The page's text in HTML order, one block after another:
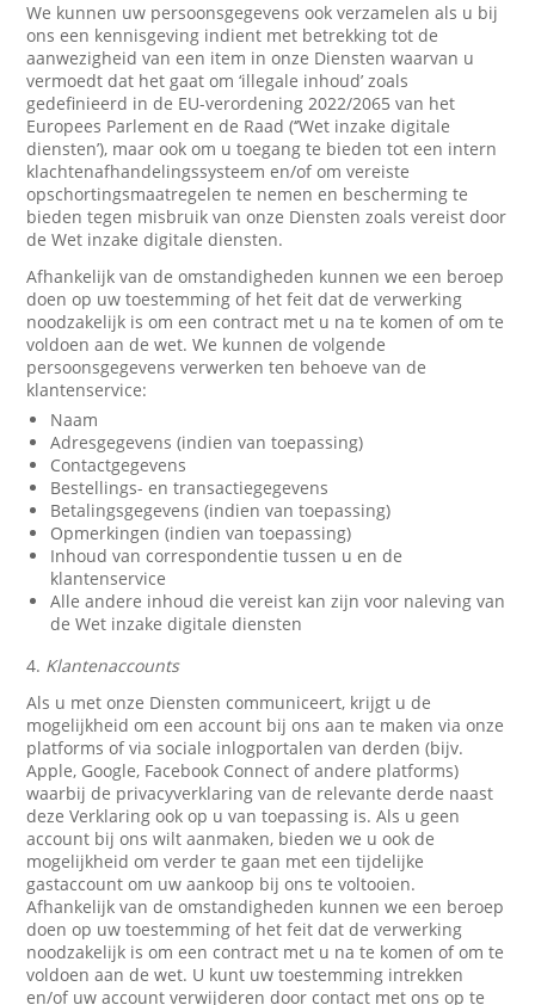
We kunnen uw persoonsgegevens ook verzamelen als u bij
ons een kennisgeving indient met betrekking tot de
aanwezigheid van een item in onze Diensten waarvan u
vermoedt dat het gaat om ‘illegale inhoud’ zoals
gedefinieerd in de EU-verordening 2022/2065 van het
Europees Parlement en de Raad (‘’Wet inzake digitale
diensten’), maar ook om u toegang te bieden tot een intern
klachtenafhandelingssysteem en/of om vereiste
opschortingsmaatregelen te nemen en bescherming te
bieden tegen misbruik van onze Diensten zoals vereist door
de Wet inzake digitale diensten.
Afhankelijk van de omstandigheden kunnen we een beroep
doen op uw toestemming of het feit dat de verwerking
noodzakelijk is om een contract met u na te komen of om te
voldoen aan de wet. We kunnen de volgende
persoonsgegevens verwerken ten behoeve van de
klantenservice:
Naam
Adresgegevens (indien van toepassing)
Contactgegevens
Bestellings- en transactiegegevens
Betalingsgegevens (indien van toepassing)
Opmerkingen (indien van toepassing)
Inhoud van correspondentie tussen u en de
klantenservice
Alle andere inhoud die vereist kan zijn voor naleving van
de Wet inzake digitale diensten
4. Klantenaccounts
Als u met onze Diensten communiceert, krijgt u de
mogelijkheid om een account bij ons aan te maken via onze
platforms of via sociale inlogportalen van derden (bijv.
Apple, Google, Facebook Connect of andere platforms)
waarbij de privacyverklaring van de relevante derde naast
deze Verklaring ook op u van toepassing is. Als u geen
account bij ons wilt aanmaken, bieden we u ook de
mogelijkheid om verder te gaan met een tijdelijke
gastaccount om uw aankoop bij ons te voltooien.
Afhankelijk van de omstandigheden kunnen we een beroep
doen op uw toestemming of het feit dat de verwerking
noodzakelijk is om een contract met u na te komen of om te
voldoen aan de wet. U kunt uw toestemming intrekken
en/of uw account verwijderen door contact met ons op te